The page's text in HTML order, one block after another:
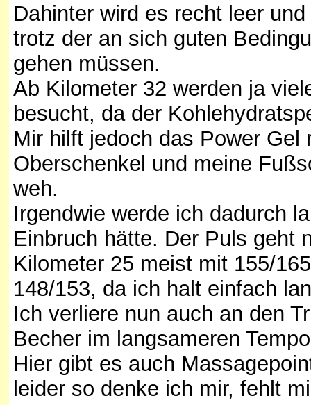
Dahinter wird es recht leer
trotz der an sich guten
gehen müssen.
Ab Kilometer 32 werden ja
besucht, da der
Mir hilft jedoch das Power
Oberschenkel und meine
weh.
Irgendwie werde ich dadurch
Einbruch hätte. Der Puls geht
Kilometer 25 meist mit 155/
148/153, da ich halt einfach
Ich verliere nun auch an den
Becher im langsameren
Hier gibt es auch
leider so denke ich mir, fehlt